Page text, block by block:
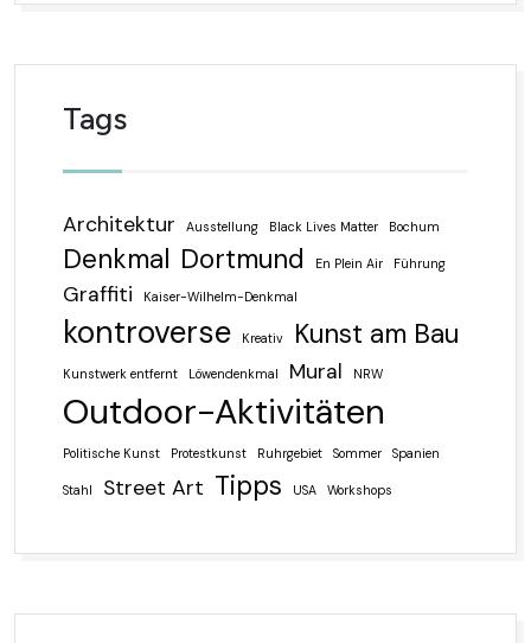
Tags
Architektur Ausstellung Black Lives Matter Bochum
Denkmal Dortmund En Plein Air Führung
Graffiti Kaiser-Wilhelm-Denkmal
kontroverse Kreativ Kunst am Bau
Kunstwerk entfernt Löwendenkmal Mural NRW
Outdoor-Aktivitäten
Politische Kunst Protestkunst Ruhrgebiet Sommer Spanien
Stahl Street Art Tipps USA Workshops